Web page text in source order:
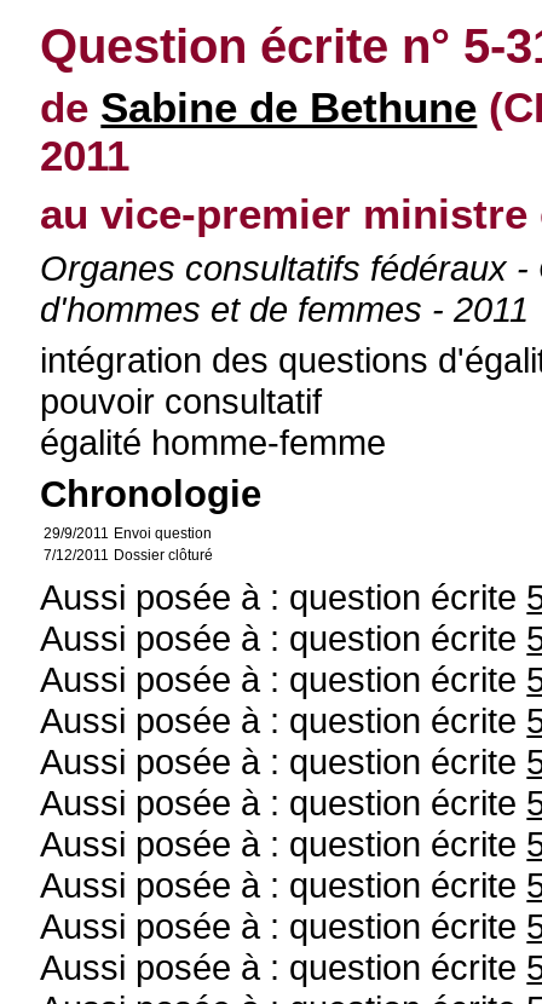
Question écrite n° 5-
de Sabine de Bethune
2011
au vice-premier
Organes consultatifs fédéraux
d'hommes et de femmes - 2011
intégration des questions
pouvoir consultatif
égalité homme-femme
Chronologie
29/9/2011 Envoi question
7/12/2011 Dossier clôturé
Aussi posée à : question écrite
Aussi posée à : question écrite
Aussi posée à : question écrite
Aussi posée à : question écrite
Aussi posée à : question écrite
Aussi posée à : question écrite
Aussi posée à : question écrite
Aussi posée à : question écrite
Aussi posée à : question écrite
Aussi posée à : question écrite